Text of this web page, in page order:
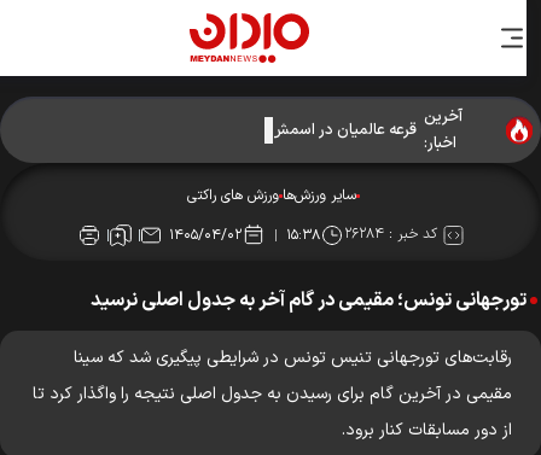
آخرین
اخبار:
قرعه عالمیان در اسمش سوئد مشخص شد!
سایر ورزش‌ها ورزش های راکتی
کد خبر : ۲۶۲۸۴ ۱۵:۳۸ ۱۴۰۵/۰۴/۰۲
تورجهانی تونس؛ مقیمی در گام آخر به جدول اصلی نرسید
رقابت‌های تورجهانی تنیس تونس در شرایطی پیگیری شد که سینا
مقیمی در آخرین گام برای رسیدن به جدول اصلی نتیجه را واگذار کرد تا
از دور مسابقات کنار برود.